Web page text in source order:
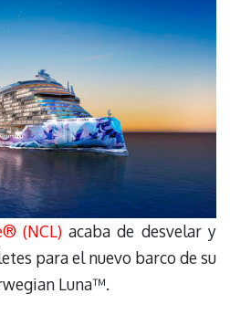
(NCL)acaba de desvelar y
para el nuevo barco de su
Luna™.